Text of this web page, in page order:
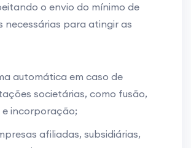
o envio do mínimo de
necessárias para atingir as
automática em caso de
societárias, como fusão,
e incorporação;
afiliadas, subsidiárias,